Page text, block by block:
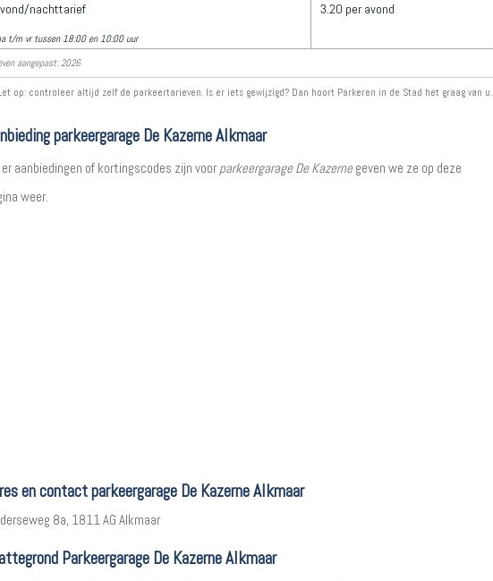
nachttarief
t/m vr tussen 18:00 en 10:00 uur
3.20 per avond
aangepast: 2026
op: controleer altijd zelf de parkeertarieven. Is er iets gewijzigd? Dan hoort Parkeren in de Stad het graag van u.
parkeergarage De Kazerne Alkmaar
aanbiedingen of kortingscodes zijn voor parkeergarage De Kazernegeven we ze op deze
weer.
en contact parkeergarage De Kazerne Alkmaar
8a, 1811 AG Alkmaar
Parkeergarage De Kazerne Alkmaar